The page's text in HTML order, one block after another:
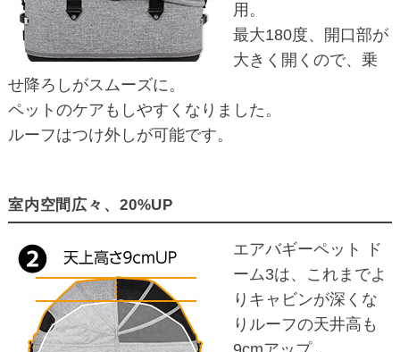
用。
最大180度、開口部が
大きく開くので、乗
せ降ろしがスムーズに。
ペットのケアもしやすくなりました。
ルーフはつけ外しが可能です。
室内空間広々、20%UP
エアバギーペット ド
ーム3は、これまでよ
りキャビンが深くな
りルーフの天井高も